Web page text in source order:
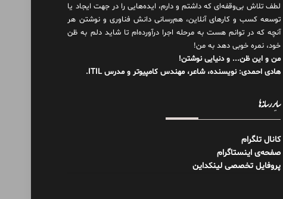
لطف تلاش بی‌وقفه‌ای که داشتم و دارم، اید‌ه‌هایی را در جهت ایجاد یا
توسعه کسب و کارهای آنلاین، هم‌رسانی دانش فناوری و نوشتن هر
آنچه که در توانم هست به مرحله اجرا درآورده‌ام تا شاید دلم به ظن
خود، نمره خوبی دهد به من!
من و این ظن... و دنیایی نوشتن!
هادی احمدی: نویسنده، شاعر، مهندس کامپیوتر و مدرس ITIL.
سایر رسانه‌ها
کانال تلگرام
صفحه‌ی اینستاگرام
پروفایل تخصصی لینکداین